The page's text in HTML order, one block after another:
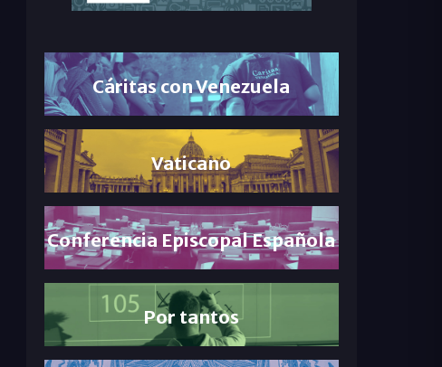
Cáritas con Venezuela
Vaticano
Conferencia Episcopal Española
Por tantos